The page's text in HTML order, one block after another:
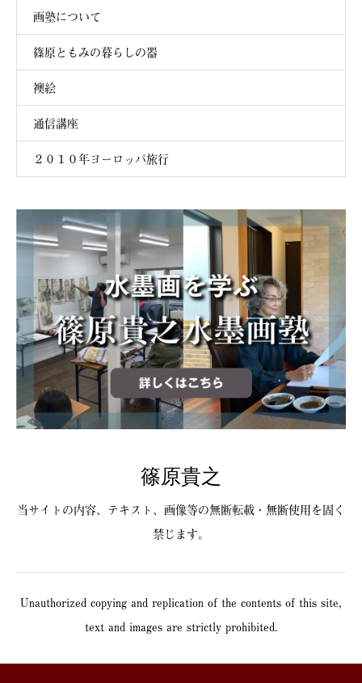
画塾について
篠原ともみの暮らしの器
襖絵
通信講座
２０１０年ヨーロッパ旅行
篠原貴之
当サイトの内容、テキスト、画像等の無断転載・無断使用を固く
禁じます。
Unauthorized copying and replication of the contents of this site,
text and images are strictly prohibited.